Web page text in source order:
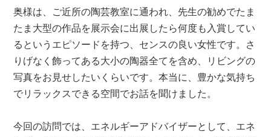
奥様は、ご近所の陶芸教室に通われ、先生の勧めでたま
たま大型の作品を展示会に出展したら何度も入賞してい
るというエピソードを持つ、センスの良い女性です。さ
りげなく飾ってある大小の陶器全てを含め、リビングの
写真をお見せしたいくらいです。本当に、豊かな気持ち
でリラックスできる空間でお話を聞けました。
今回の訪問では、エネルギーアドバイザーとして、エネ